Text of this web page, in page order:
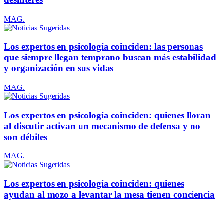
MAG.
Los expertos en psicología coinciden: las personas
que siempre llegan temprano buscan más estabilidad
y organización en sus vidas
MAG.
Los expertos en psicología coinciden: quienes lloran
al discutir activan un mecanismo de defensa y no
son débiles
MAG.
Los expertos en psicología coinciden: quienes
ayudan al mozo a levantar la mesa tienen conciencia